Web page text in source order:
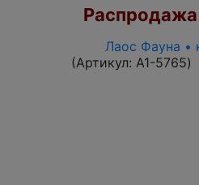
Распродажа
Лаос Фауна •
(Артикул: A1-5765)